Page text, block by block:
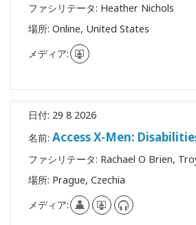
Shop
ファシリテータ: Heather Nichols
場所: Online, United States
メディア:
日付: 29 8 2026
名前: Access X-Men:
ファシリテータ: Rachael O Brien,
場所: Prague, Czechia
メディア: